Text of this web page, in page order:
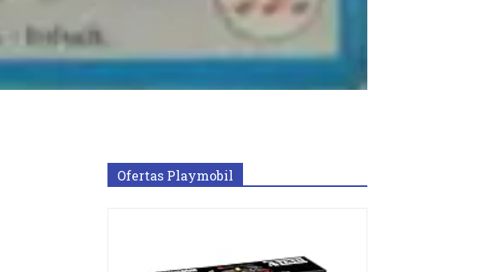
Ofertas Playmobil